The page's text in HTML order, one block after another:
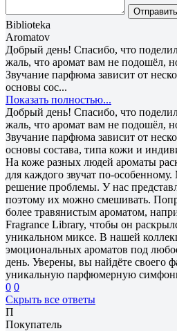
Отправить
Biblioteka
Aromatov
Добрый день! Спасибо, что
жаль, что аромат вам не подошёл,
Звучание парфюма зависит от
основы сос...
Показать полностью...
Добрый день! Спасибо, что
жаль, что аромат вам не подошёл,
Звучание парфюма зависит от
основы состава, типа кожи и
На коже разных людей ароматы
для каждого звучат по-
решение проблемы. У нас
поэтому их можно смешивать.
более травянистым ароматом,
Fragrance Library, чтобы он
уникальном миксе. В нашей
эмоциональных ароматов под
день. Уверены, вы найдёте своего
уникальную парфюмерную
0 0
Скрыть все ответы
П
Покупатель